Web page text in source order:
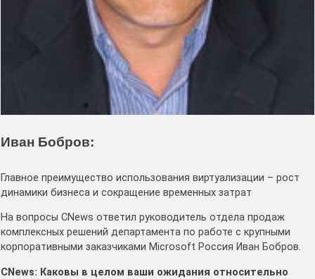
Иван Бобров:
Главное преимущество использования виртуализации – рост
динамики бизнеса и сокращение временных затрат
На вопросы CNews ответил руководитель отдела продаж
комплексных решений департамента по работе с крупными
корпоративными заказчиками Microsoft Россия Иван Бобров.
CNews: Каковы в целом ваши ожидания относительно